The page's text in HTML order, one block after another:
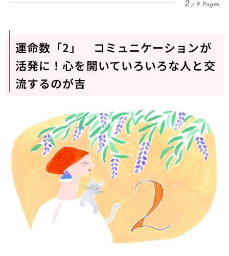
2 9 Pages
運命数「2」 コミュニケーションが
活発に！心を開いていろいろな人と交
流するのが吉